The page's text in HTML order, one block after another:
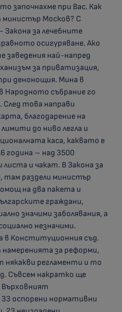
започнахме при Вас. Как
Москов? С
Закона за лечебните
осигуряване. Ако
заведения най-напред
за приватизация,
денонощия. Мина в
Народното събрание го
След това направи
благодарение на
до ниво легла и
каса, каквато е
година – над 3500
и чакат. В Закона за
там раздели министър
на два пакета и
граждани,
значими заболявания, а
незначими.
в Конституционния съд.
намеренията за реформи,
някакви регламенти и то
Съвсем накратко ще
Върховният
оспорени нормативни